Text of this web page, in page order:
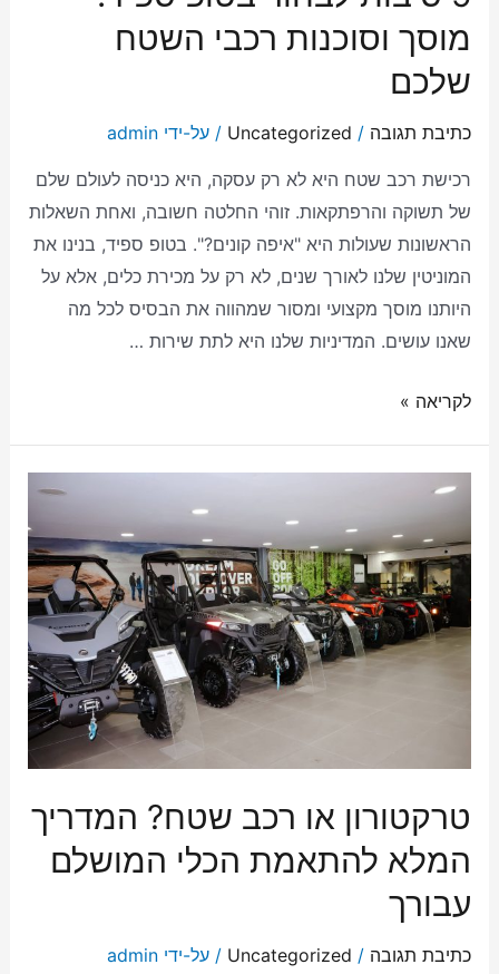
מוסך וסוכנות רכבי השטח
שלכם
כתיבת תגובה /
Uncategorized / על-ידי admin
רכישת רכב שטח היא לא רק עסקה, היא כניסה לעולם שלם
של תשוקה והרפתקאות. זוהי החלטה חשובה, ואחת השאלות
הראשונות שעולות היא "איפה קונים?". בטופ ספיד, בנינו את
המוניטין שלנו לאורך שנים, לא רק על מכירת כלים, אלא על
היותנו מוסך מקצועי ומסור שמהווה את הבסיס לכל מה
שאנו עושים. המדיניות שלנו היא לתת שירות …
לקריאה »
טרקטורון או רכב שטח? המדריך
המלא להתאמת הכלי המושלם
עבורך
כתיבת תגובה /
Uncategorized / על-ידי admin